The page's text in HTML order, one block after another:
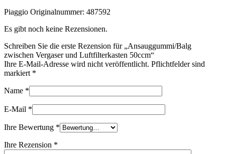
Piaggio Originalnummer: 487592
Es gibt noch keine Rezensionen.
Schreiben Sie die erste Rezension für „Ansauggummi/Balg
zwischen Vergaser und Luftfilterkasten 50ccm“
Ihre E-Mail-Adresse wird nicht veröffentlicht. Pflichtfelder sind
markiert *
Name *
E-Mail *
Ihre Bewertung *
Ihre Rezension *